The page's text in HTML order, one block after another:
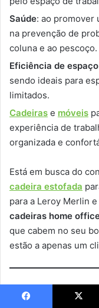
Saúde: ao promover
na prevenção de
coluna e ao pescoço.
Eficiência de espaço
sendo ideais para
limitados.
Cadeiras e móveis
experiência de
organizada e
Está em busca do
cadeira estofada
para a Leroy Merlin
cadeiras home
que cabem no seu
estão a apenas um
Leia mais: